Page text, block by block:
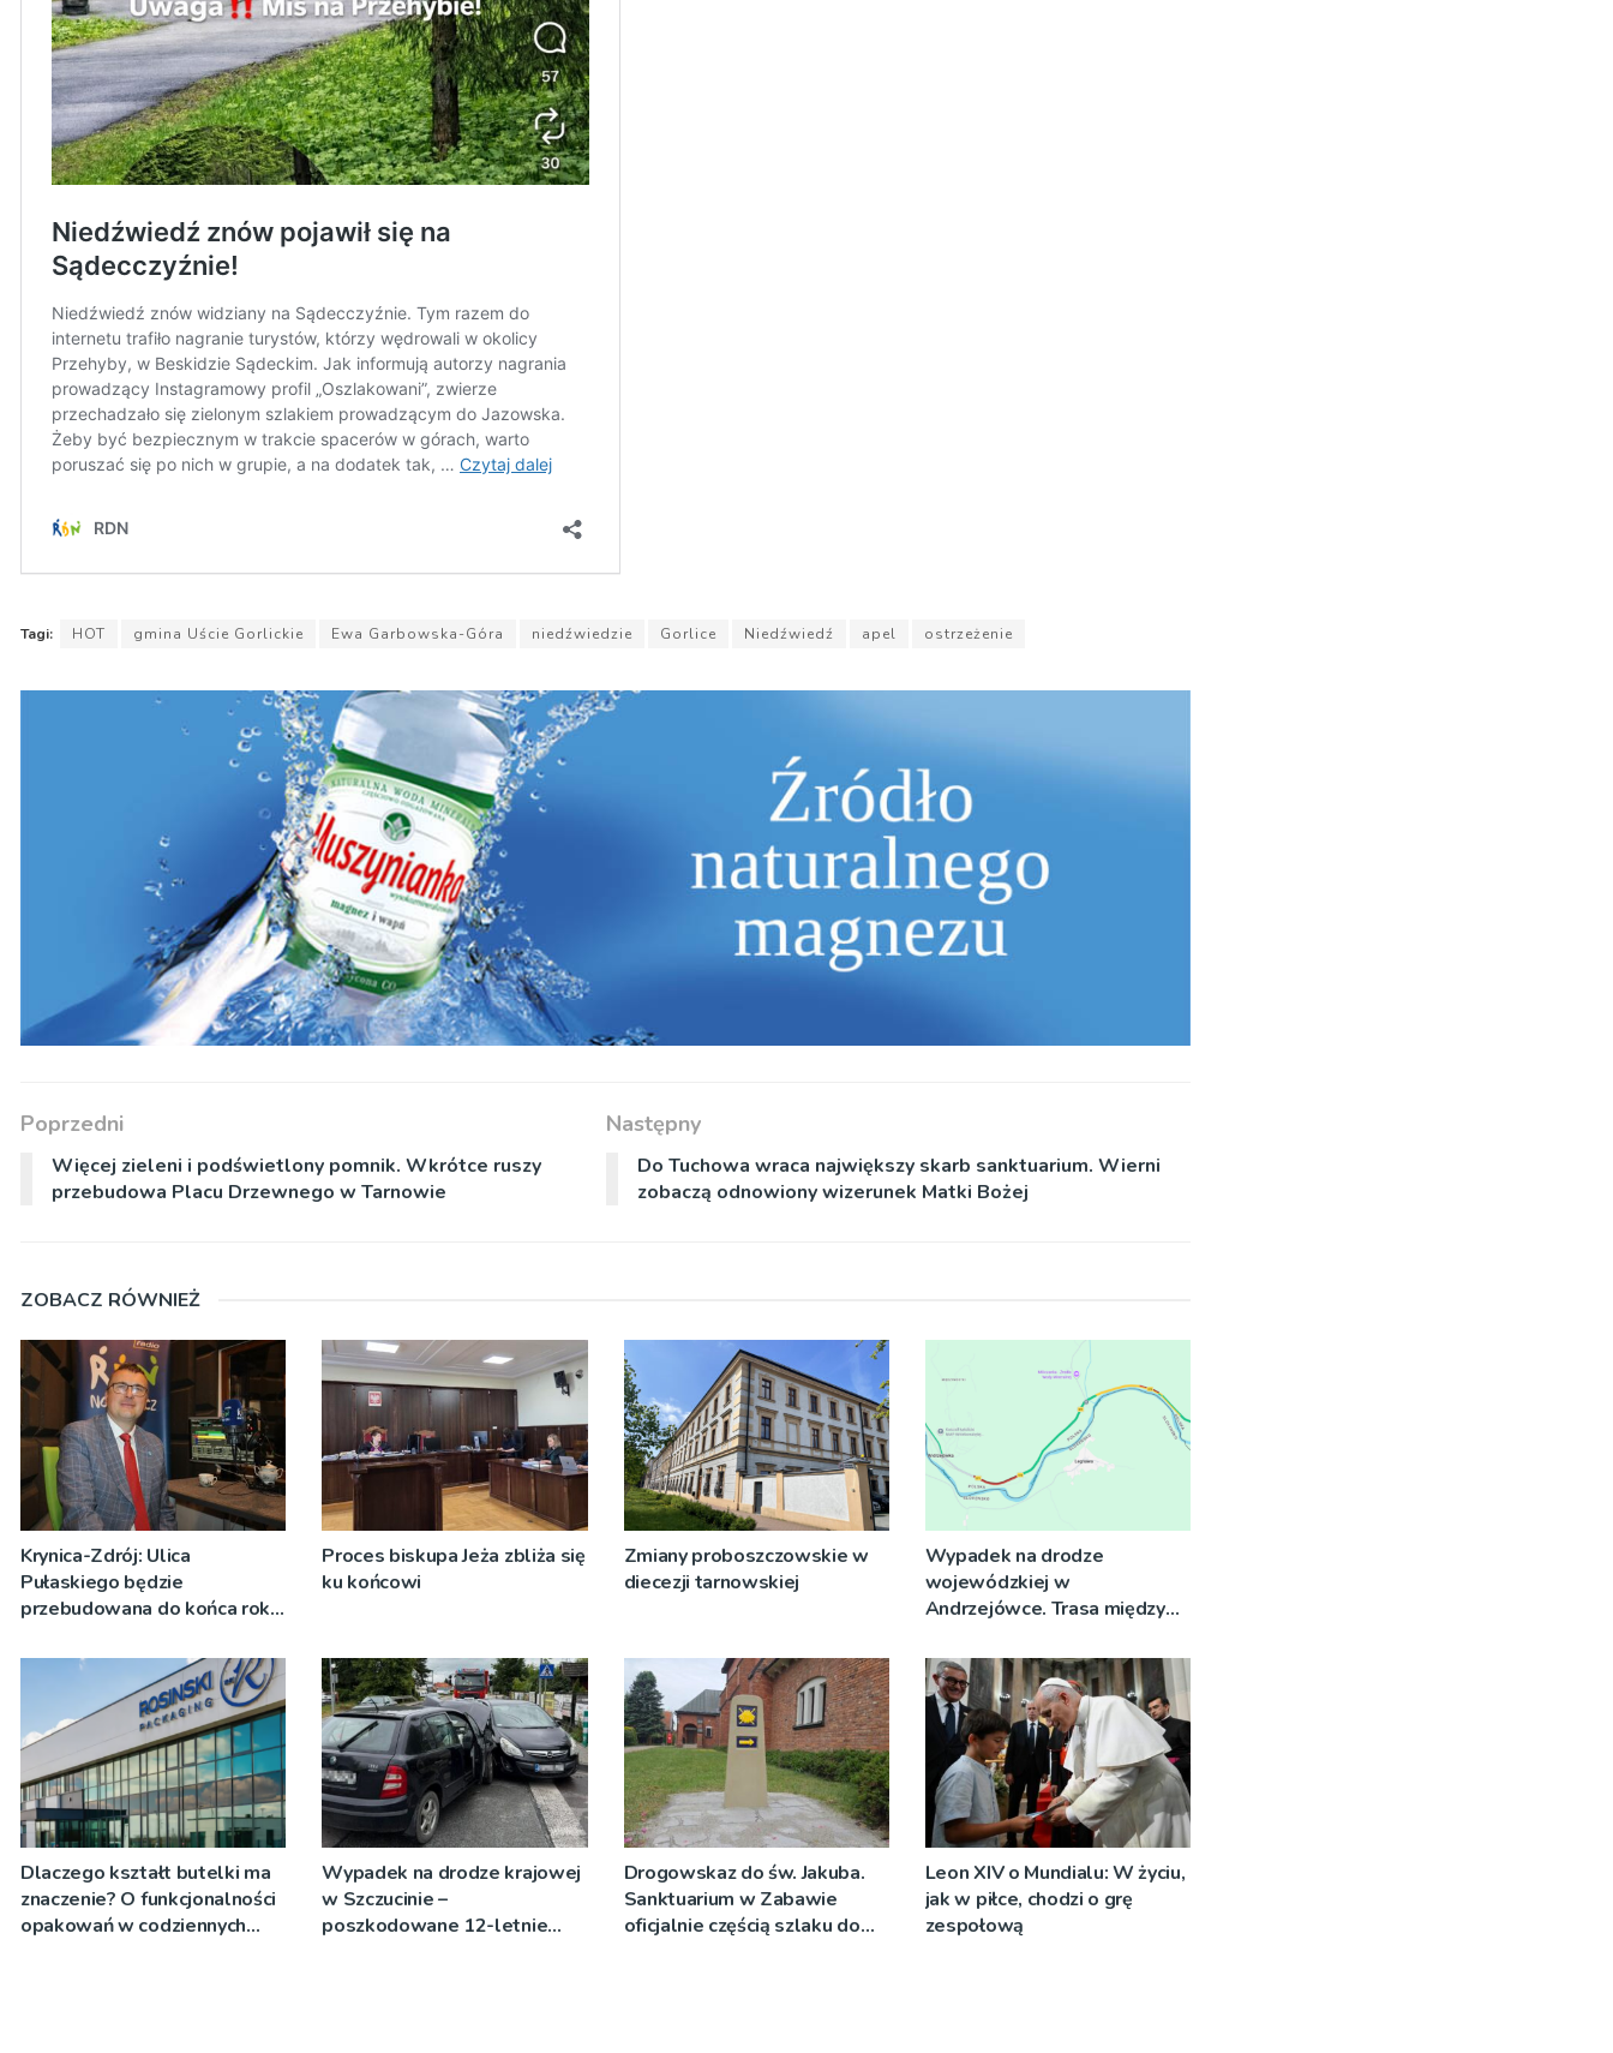
Tagi: HOT gmina Uście Gorlickie Ewa Garbowska-Góra niedźwiedzie Gorlice Niedźwiedź apel ostrzeżenie
Poprzedni
Więcej zieleni i podświetlony pomnik. Wkrótce ruszy
przebudowa Placu Drzewnego w Tarnowie
Następny
Do Tuchowa wraca największy skarb sanktuarium. Wierni
zobaczą odnowiony wizerunek Matki Bożej
ZOBACZ RÓWNIEŻ
Krynica-Zdrój: Ulica
Pułaskiego będzie
przebudowana do końca roku
Proces biskupa Jeża zbliża się
ku końcowi
Zmiany proboszczowskie w
diecezji tarnowskiej
Wypadek na drodze
wojewódzkiej w
Andrzejówce. Trasa między
zablokowana!
Dlaczego kształt butelki ma
znaczenie? O funkcjonalności
opakowań w codziennych
Wypadek na drodze krajowej
w Szczucinie –
poszkodowane 12-letnie
Drogowskaz do św. Jakuba.
Sanktuarium w Zabawie
oficjalnie częścią szlaku do
Leon XIV o Mundialu: W życiu,
jak w piłce, chodzi o grę
zespołową